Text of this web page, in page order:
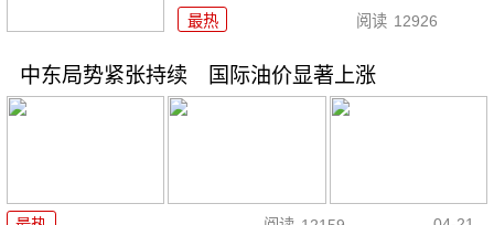
最热 阅读 12926
中东局势紧张持续 国际油价显著上涨